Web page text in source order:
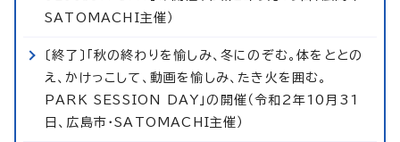
SATOMACHI主催）
〔終了〕「秋の終わりを愉しみ、冬にのぞむ。体をととの
え、かけっこして、動画を愉しみ、たき火を囲む。
PARK SESSION DAY」の開催（令和2年10月31
日、広島市・SATOMACHI主催）